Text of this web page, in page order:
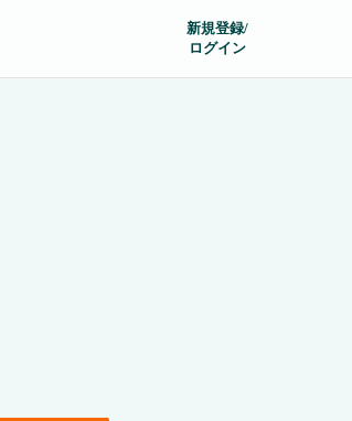
新規登録/
ログイン